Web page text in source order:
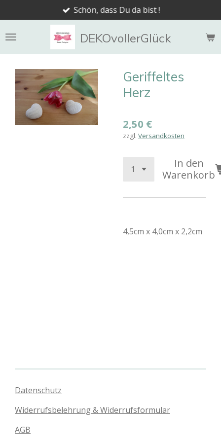
Hauptinhalt
springen
DEKOvollerGlück
Schön, dass Du da bist !
Geriffeltes
Herz
2,50 €
zzgl. Versandkosten
In den
Warenkorb
4,5cm x 4,0cm x 2,2cm
Datenschutz
Widerrufsbelehrung & Widerrufsformular
AGB